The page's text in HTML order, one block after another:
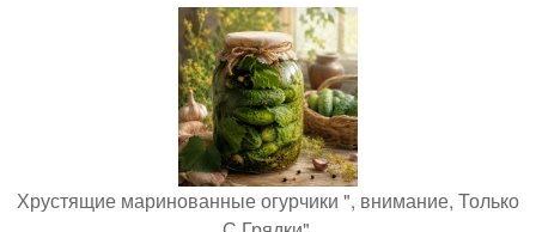
Хрустящие маринованные огурчики ", внимание, Только